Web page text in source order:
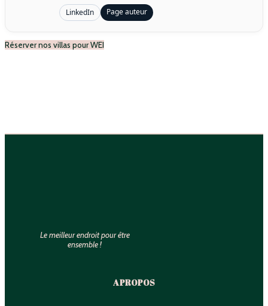
LinkedIn Page auteur
Réserver nos villas pour WEI
Le meilleur endroit pour être
ensemble !
A PROPOS